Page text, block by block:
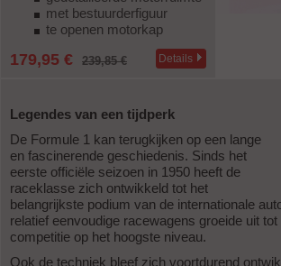
met bestuurderfiguur
te openen motorkap
179,95 € 239,85 € Details
Legendes van een tijdperk
De Formule 1 kan terugkijken op een lange
en fascinerende geschiedenis. Sinds het
eerste officiële seizoen in 1950 heeft de
raceklasse zich ontwikkeld tot het
belangrijkste podium van de internationale
relatief eenvoudige racewagens groeide uit
competitie op het hoogste niveau.
Ook de techniek bleef zich voortdurend